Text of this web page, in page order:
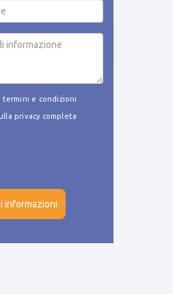
termini e condizioni
privacy completa